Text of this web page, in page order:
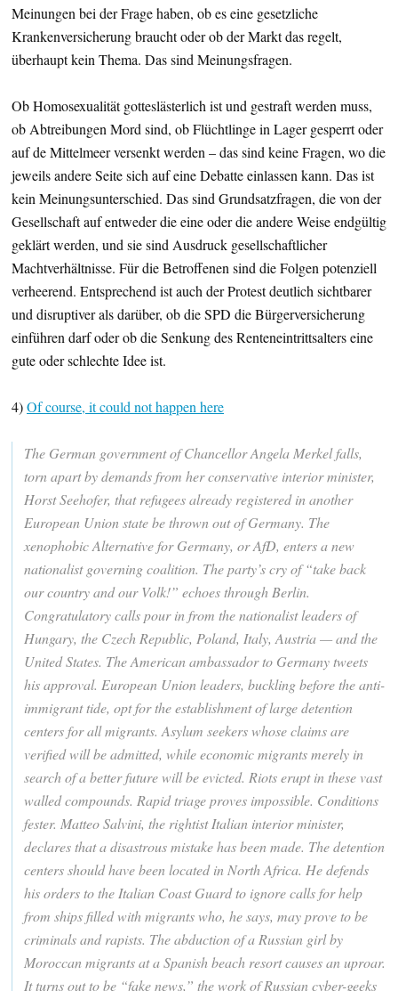
Meinungen bei der Frage haben, ob es eine gesetzliche
Krankenversicherung braucht oder ob der Markt das regelt,
überhaupt kein Thema. Das sind Meinungsfragen.
Ob Homosexualität gotteslästerlich ist und gestraft werden muss,
ob Abtreibungen Mord sind, ob Flüchtlinge in Lager gesperrt oder
auf de Mittelmeer versenkt werden – das sind keine Fragen, wo die
jeweils andere Seite sich auf eine Debatte einlassen kann. Das ist
kein Meinungsunterschied. Das sind Grundsatzfragen, die von der
Gesellschaft auf entweder die eine oder die andere Weise endgültig
geklärt werden, und sie sind Ausdruck gesellschaftlicher
Machtverhältnisse. Für die Betroffenen sind die Folgen potenziell
verheerend. Entsprechend ist auch der Protest deutlich sichtbarer
und disruptiver als darüber, ob die SPD die Bürgerversicherung
einführen darf oder ob die Senkung des Renteneintrittsalters eine
gute oder schlechte Idee ist.
4)Of course, it could not happen here
The German government of Chancellor Angela Merkel falls,
torn apart by demands from her conservative interior minister,
Horst Seehofer, that refugees already registered in another
European Union state be thrown out of Germany. The
xenophobic Alternative for Germany, or AfD, enters a new
nationalist governing coalition. The party’s cry of “take back
our country and our Volk!” echoes through Berlin.
Congratulatory calls pour in from the nationalist leaders of
Hungary, the Czech Republic, Poland, Italy, Austria — and the
United States. The American ambassador to Germany tweets
his approval. European Union leaders, buckling before the anti-
immigrant tide, opt for the establishment of large detention
centers for all migrants. Asylum seekers whose claims are
verified will be admitted, while economic migrants merely in
search of a better future will be evicted. Riots erupt in these vast
walled compounds. Rapid triage proves impossible. Conditions
fester. Matteo Salvini, the rightist Italian interior minister,
declares that a disastrous mistake has been made. The detention
centers should have been located in North Africa. He defends
his orders to the Italian Coast Guard to ignore calls for help
from ships filled with migrants who, he says, may prove to be
criminals and rapists. The abduction of a Russian girl by
Moroccan migrants at a Spanish beach resort causes an uproar.
It turns out to be “fake news,” the work of Russian cyber-geeks